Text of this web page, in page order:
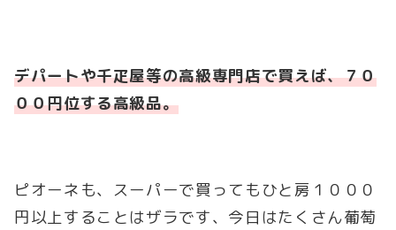
デパートや千疋屋等の高級専門店で買えば、７０
００円位する高級品。
ピオーネも、スーパーで買ってもひと房１０００
円以上することはザラです、今日はたくさん葡萄